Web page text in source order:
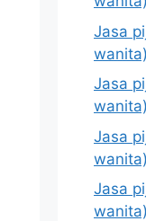
Jasa
Jasa
Jasa
Jasa